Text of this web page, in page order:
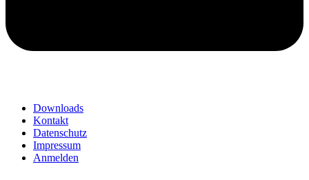
Downloads
Kontakt
Datenschutz
Impressum
Anmelden